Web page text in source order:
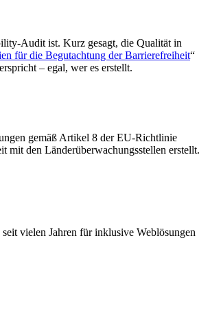
Audit ist. Kurz gesagt, die Qualität in
für die Begutachtung der Barrierefreiheit“
– egal, wer es erstellt.
gemäß Artikel 8 der EU-Richtlinie
mit den Länderüberwachungsstellen erstellt.
vielen Jahren für inklusive Weblösungen